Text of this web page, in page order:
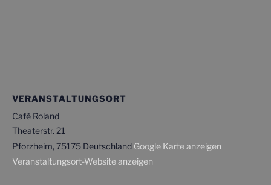
VERANSTALTUNGSORT
Café Roland
Theaterstr. 21
Pforzheim, 75175 Deutschland Google Karte anzeigen
Veranstaltungsort-Website anzeigen